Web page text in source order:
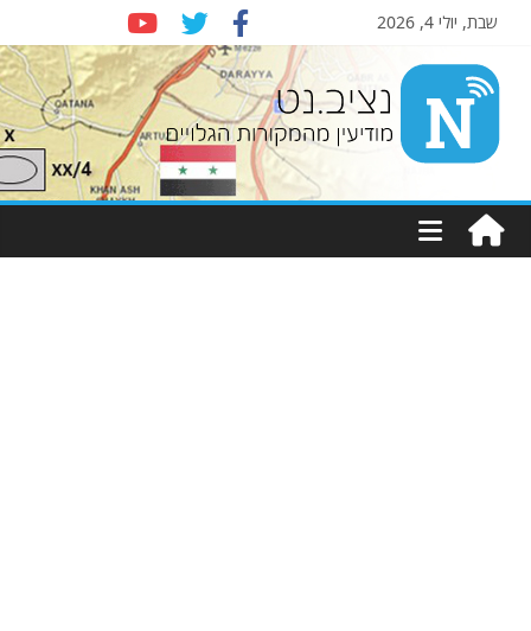
שבת, יולי 4, 2026
Nziv.net
מודיעין
מהמקורות